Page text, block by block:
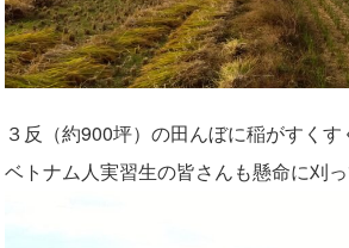
３反（約900坪）の田んぼに稲がすくす
ベトナム人実習生の皆さんも懸命に刈